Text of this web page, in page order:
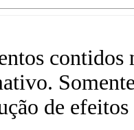
contidos
de